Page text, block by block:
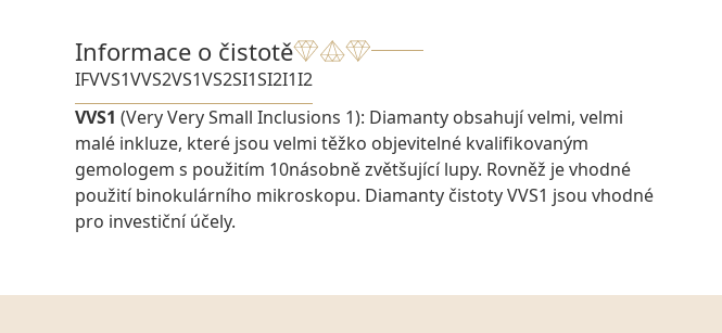
Informace o čistotě
IFVVS1VVS2VS1VS2SI1SI2I1I2
VVS1 (Very Very Small Inclusions 1): Diamanty obsahují velmi, velmi
malé inkluze, které jsou velmi těžko objevitelné kvalifikovaným
gemologem s použitím 10násobně zvětšující lupy. Rovněž je vhodné
použití binokulárního mikroskopu. Diamanty čistoty VVS1 jsou vhodné
pro investiční účely.